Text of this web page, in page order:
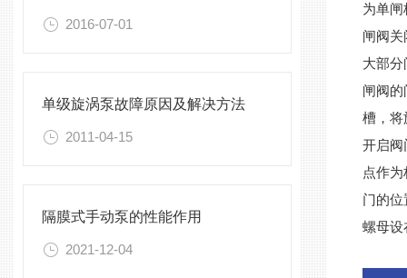
2016-07-01
单级旋涡泵故障原因及解决方法
2011-04-15
隔膜式手动泵的性能作用
2021-12-04
为单
闸阀
大部
闸阀
槽，将
开启阀
点作
门的
螺母设